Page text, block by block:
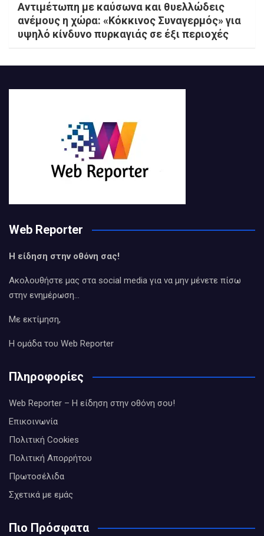
Αντιμέτωπη με καύσωνα και θυελλώδεις
ανέμους η χώρα: «Κόκκινος Συναγερμός» για
υψηλό κίνδυνο πυρκαγιάς σε έξι περιοχές
Web Reporter
Η είδηση στην οθόνη σας!
Ακολουθήστε μας στα social media για να μην μένετε πίσω
στην ενημέρωση…
Με εκτίμηση,
Η ομάδα του Web Reporter
Πληροφορίες
Web Reporter – Η είδηση στην οθόνη σου!
Επικοινωνία
Πολιτική Cookies
Πολιτική Απορρήτου
Πρωτοσέλιδα
Σχετικά με εμάς
Πιο Πρόσφατα